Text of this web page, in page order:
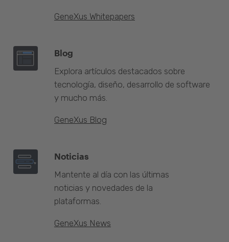
GeneXus Whitepapers
Blog
Explora artículos destacados sobre
tecnología, diseño, desarrollo de software
y mucho más.
GeneXus Blog
Noticias
Mantente al día con las últimas
noticias y novedades de la
plataformas.
GeneXus News